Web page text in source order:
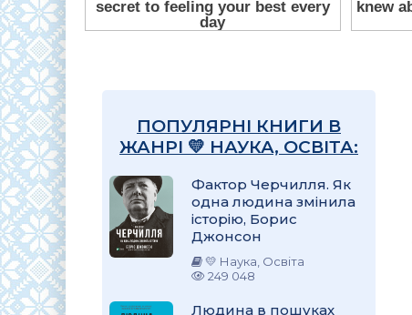
ПОПУЛЯРНІ КНИГИ В
ЖАНРІ 💛 НАУКА, ОСВІТА:
Фактор Черчилля. Як
одна людина змінила
історію, Борис
Джонсон
💛 Наука, Освіта
249 048
Людина в пошуках